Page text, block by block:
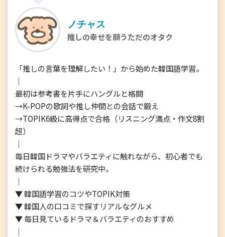
ノチャス
推しの幸せを願うただのオタク
「推しの言葉を理解したい！」から始めた韓国語学習。
｜
最初は参考書を片手にハングルと格闘
→K-POPの歌詞や推し仲間との会話で鍛え
→TOPIK6級に高得点で合格（リスニング満点・作文8割
超）
｜
毎日韓国ドラマやバラエティに触れながら、初心者でも
続けられる勉強法を研究中。
｜
▼ 韓国語学習のコツやTOPIK対策
▼ 韓国人の口コミで探すリアルなグルメ
▼ 毎日見ているドラマ＆バラエティのおすすめ
｜